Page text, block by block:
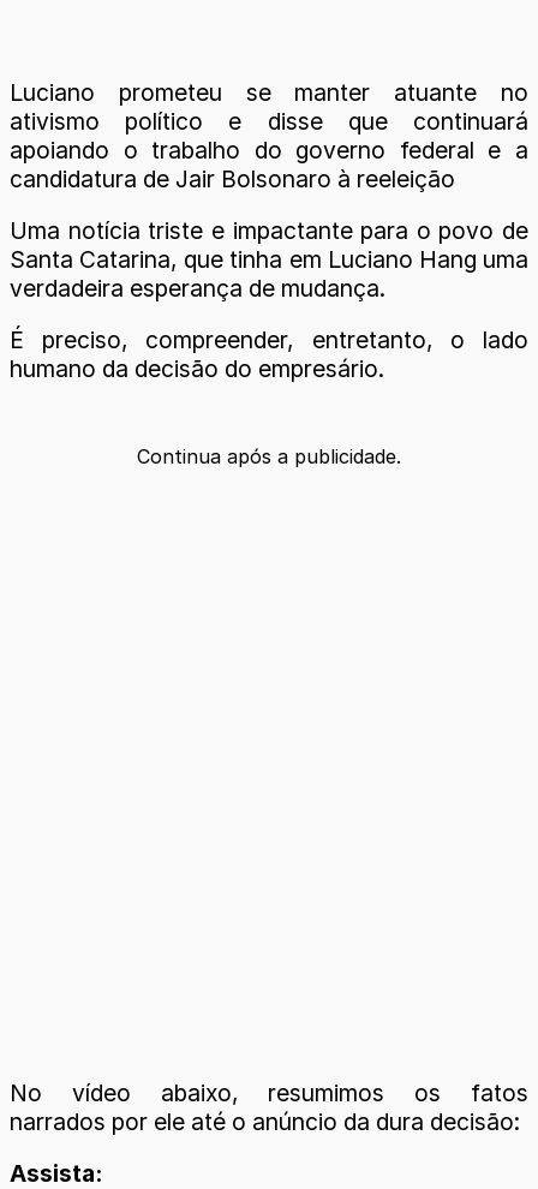
Luciano prometeu se manter atuante no
ativismo político e disse que continuará
apoiando o trabalho do governo federal e a
candidatura de Jair Bolsonaro à reeleição
Uma notícia triste e impactante para o povo de
Santa Catarina, que tinha em Luciano Hang uma
verdadeira esperança de mudança.
É preciso, compreender, entretanto, o lado
humano da decisão do empresário.
Continua após a publicidade.
No vídeo abaixo, resumimos os fatos
narrados por ele até o anúncio da dura decisão:
Assista: